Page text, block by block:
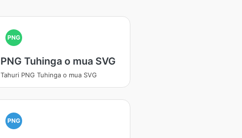
PNG
PNG Tuhinga o mua SVG
Tahuri PNG Tuhinga o mua SVG
PNG